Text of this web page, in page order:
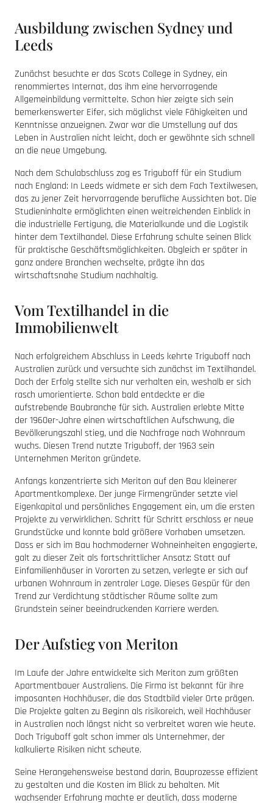
Ausbildung zwischen Sydney und
Leeds
Zunächst besuchte er das Scots College in Sydney, ein
renommiertes Internat, das ihm eine hervorragende
Allgemeinbildung vermittelte. Schon hier zeigte sich sein
bemerkenswerter Eifer, sich möglichst viele Fähigkeiten und
Kenntnisse anzueignen. Zwar war die Umstellung auf das
Leben in Australien nicht leicht, doch er gewöhnte sich schnell
an die neue Umgebung.
Nach dem Schulabschluss zog es Triguboff für ein Studium
nach England: In Leeds widmete er sich dem Fach Textilwesen,
das zu jener Zeit hervorragende berufliche Aussichten bot. Die
Studieninhalte ermöglichten einen weitreichenden Einblick in
die industrielle Fertigung, die Materialkunde und die Logistik
hinter dem Textilhandel. Diese Erfahrung schulte seinen Blick
für praktische Geschäftsmöglichkeiten. Obgleich er später in
ganz andere Branchen wechselte, prägte ihn das
wirtschaftsnahe Studium nachhaltig.
Vom Textilhandel in die
Immobilienwelt
Nach erfolgreichem Abschluss in Leeds kehrte Triguboff nach
Australien zurück und versuchte sich zunächst im Textilhandel.
Doch der Erfolg stellte sich nur verhalten ein, weshalb er sich
rasch umorientierte. Schon bald entdeckte er die
aufstrebende Baubranche für sich. Australien erlebte Mitte
der 1960er-Jahre einen wirtschaftlichen Aufschwung, die
Bevölkerungszahl stieg, und die Nachfrage nach Wohnraum
wuchs. Diesen Trend nutzte Triguboff, der 1963 sein
Unternehmen Meriton gründete.
Anfangs konzentrierte sich Meriton auf den Bau kleinerer
Apartmentkomplexe. Der junge Firmengründer setzte viel
Eigenkapital und persönliches Engagement ein, um die ersten
Projekte zu verwirklichen. Schritt für Schritt erschloss er neue
Grundstücke und konnte bald größere Vorhaben umsetzen.
Dass er sich im Bau hochmoderner Wohneinheiten engagierte,
galt zu dieser Zeit als fortschrittlicher Ansatz: Statt auf
Einfamilienhäuser in Vororten zu setzen, verlegte er sich auf
urbanen Wohnraum in zentraler Lage. Dieses Gespür für den
Trend zur Verdichtung städtischer Räume sollte zum
Grundstein seiner beeindruckenden Karriere werden.
Der Aufstieg von Meriton
Im Laufe der Jahre entwickelte sich Meriton zum größten
Apartmentbauer Australiens. Die Firma ist bekannt für ihre
imposanten Hochhäuser, die das Stadtbild vieler Orte prägen.
Die Projekte galten zu Beginn als risikoreich, weil Hochhäuser
in Australien noch längst nicht so verbreitet waren wie heute.
Doch Triguboff galt schon immer als Unternehmer, der
kalkulierte Risiken nicht scheute.
Seine Herangehensweise bestand darin, Bauprozesse effizient
zu gestalten und die Kosten im Blick zu behalten. Mit
wachsender Erfahrung machte er deutlich, dass moderne